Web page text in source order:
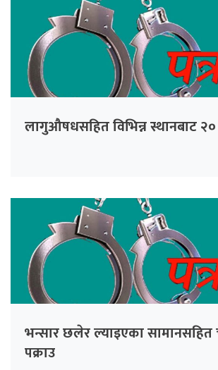
लागुऔषधसहित विभिन्न स्थानबाट २०
भन्सार छलेर ल्याइएका सामानसहित
पक्राउ